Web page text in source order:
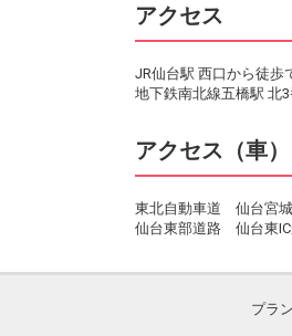
アクセス
JR仙台駅 西口から徒歩
地下鉄南北線五橋駅 北
アクセス（車）
東北自動車道 仙台宮城
仙台東部道路 仙台東IC
プラ